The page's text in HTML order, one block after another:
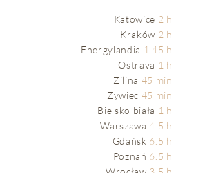
Katowice 2 h
Kraków 2 h
Energylandia 1.45 h
Ostrava 1 h
Zilina 45 min
Żywiec 45 min
Bielsko biała 1 h
Warszawa4.5 h
Gdańsk 6.5 h
Poznań 6.5 h